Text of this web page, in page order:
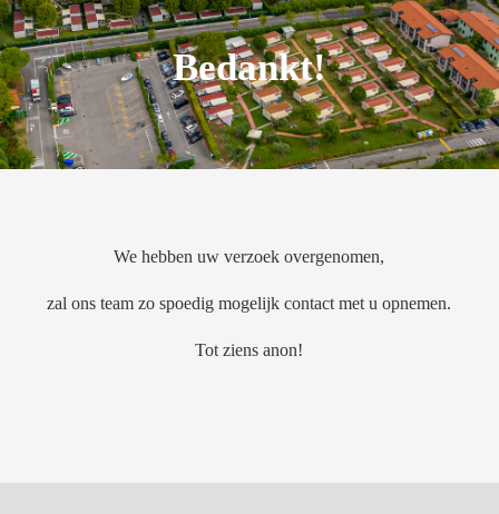
Bedankt!
We hebben uw verzoek overgenomen,
zal ons team zo spoedig mogelijk contact met u opnemen.
Tot ziens anon!